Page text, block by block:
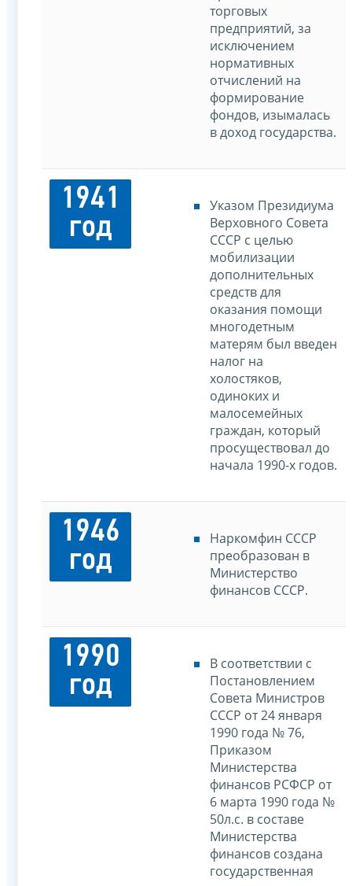
торговых
предприятий, за
исключением
нормативных
отчислений на
формирование
фондов, изымалась
в доход государства.
1941
год
Указом Президиума
Верховного Совета
СССР с целью
мобилизации
дополнительных
средств для
оказания помощи
многодетным
матерям был введен
налог на
холостяков,
одиноких и
малосемейных
граждан, который
просуществовал до
начала 1990-х годов.
1946
год
Наркомфин СССР
преобразован в
Министерство
финансов СССР.
1990
год
В соответствии с
Постановлением
Совета Министров
СССР от 24 января
1990 года № 76,
Приказом
Министерства
финансов РСФСР от
6 марта 1990 года №
50л.с. в составе
Министерства
финансов создана
государственная